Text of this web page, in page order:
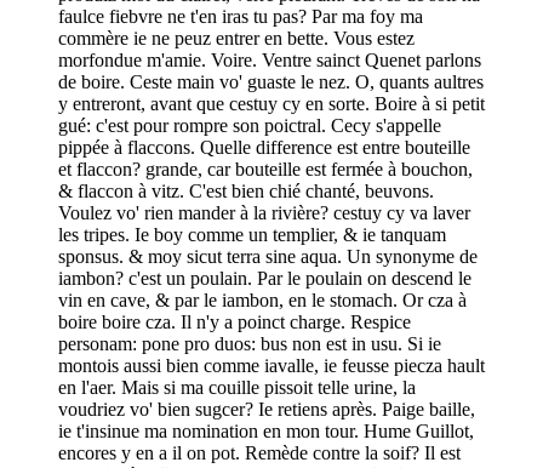
faulce fiebvre ne t'en iras tu pas? Par ma foy ma
commère ie ne peuz entrer en bette. Vous estez
morfondue m'amie. Voire. Ventre sainct Quenet parlons
de boire. Ceste main vo' guaste le nez. O, quants aultres
y entreront, avant que cestuy cy en sorte. Boire à si petit
gué: c'est pour rompre son poictral. Cecy s'appelle
pippée à flaccons. Quelle difference est entre bouteille
et flaccon? grande, car bouteille est fermée à bouchon,
& flaccon à vitz. C'est bien chié chanté, beuvons.
Voulez vo' rien mander à la rivière? cestuy cy va laver
les tripes. Ie boy comme un templier, & ie tanquam
sponsus. & moy sicut terra sine aqua. Un synonyme de
iambon? c'est un poulain. Par le poulain on descend le
vin en cave, & par le iambon, en le stomach. Or cza à
boire boire cza. Il n'y a poinct charge. Respice
personam: pone pro duos: bus non est in usu. Si ie
montois aussi bien comme iavalle, ie feusse piecza hault
en l'aer. Mais si ma couille pissoit telle urine, la
voudriez vo' bien sugcer? Ie retiens après. Paige baille,
ie t'insinue ma nomination en mon tour. Hume Guillot,
encores y en a il on pot. Remède contre la soif? Il est